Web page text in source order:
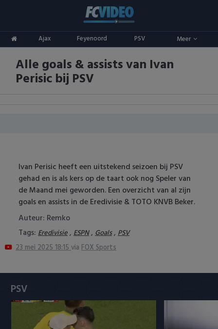
Ajax Feyenoord PSV Meer
ADO Den Haag
Ajax
FC Utrecht
Feyenoord
Heracles Almelo
NAC Breda
PEC Zwolle
PSV
Roda JC
Competities
Eredivisie
Keuken Kampioen Divisie
Champions League
Europa League
Conference League
Oranje
Alle goals & assists van Ivan
Perisic bij PSV
Ivan Perisic heeft een uitstekend seizoen bij PSV
gehad en is als kers op de taart ook nog Speler van
de Maand mei geworden. Een overzicht van al zijn
goals en assists in de Eredivisie & TOTO KNVB Beker.
Auteur: Remko
Tags: Eredivisie, ESPN, Goals, PSV
23 mei 2025 18:15via FOX Sports
PSV